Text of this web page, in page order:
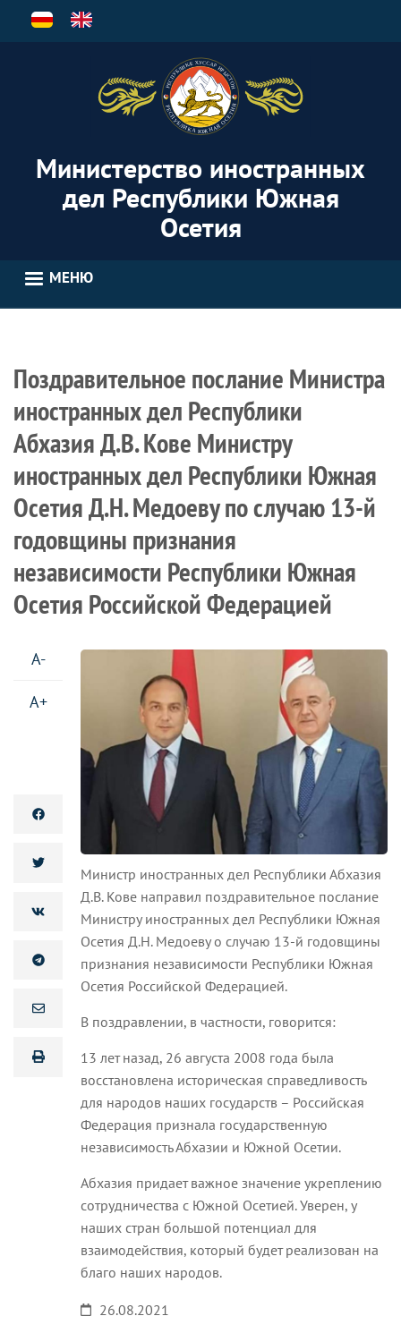
Перейти
Министерство иностранных
дел Республики Южная
Осетия
МЕНЮ
Поздравительное послание Министра
иностранных дел Республики
Абхазия Д.В. Кове Министру
иностранных дел Республики Южная
Осетия Д.Н. Медоеву по случаю 13-й
годовщины признания
независимости Республики Южная
Осетия Российской Федерацией
A-
A+
Министр иностранных дел Республики Абхазия
Д.В. Кове направил поздравительное послание
Министру иностранных дел Республики Южная
Осетия Д.Н. Медоеву о случаю 13-й годовщины
признания независимости Республики Южная
Осетия Российской Федерацией.
В поздравлении, в частности, говорится:
13 лет назад, 26 августа 2008 года была
восстановлена историческая справедливость
для народов наших государств – Российская
Федерация признала государственную
независимость Абхазии и Южной Осетии.
Абхазия придает важное значение укреплению
сотрудничества с Южной Осетией. Уверен, у
наших стран большой потенциал для
взаимодействия, который будет реализован на
благо наших народов.
26.08.2021